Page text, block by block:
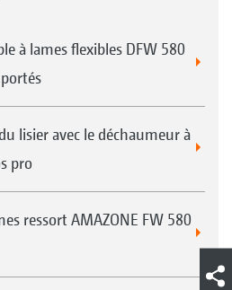
à lames flexibles DFW 580
lisier avec le déchaumeur à
pro
ressort AMAZONE FW 580